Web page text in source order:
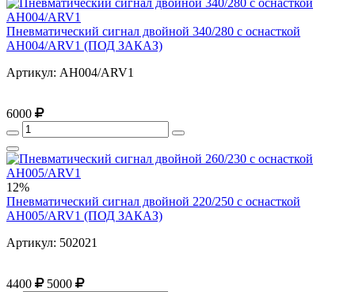
Пневматический сигнал двойной 340/280 с оснасткой
AH004/ARV1 (ПОД ЗАКАЗ)
Артикул: AH004/ARV1
6000
12%
Пневматический сигнал двойной 220/250 с оснасткой
AH005/ARV1 (ПОД ЗАКАЗ)
Артикул: 502021
4400 5000